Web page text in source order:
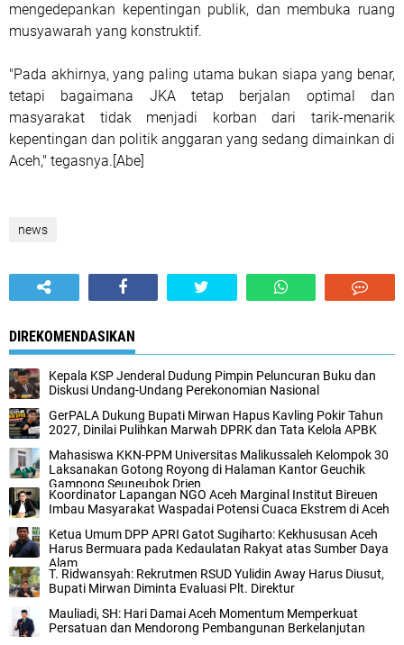
mengedepankan kepentingan publik, dan membuka ruang
musyawarah yang konstruktif.
"Pada akhirnya, yang paling utama bukan siapa yang benar,
tetapi bagaimana JKA tetap berjalan optimal dan
masyarakat tidak menjadi korban dari tarik-menarik
kepentingan dan politik anggaran yang sedang dimainkan di
Aceh," tegasnya.[Abe]
news
DIREKOMENDASIKAN
Kepala KSP Jenderal Dudung Pimpin Peluncuran Buku dan
Diskusi Undang-Undang Perekonomian Nasional
GerPALA Dukung Bupati Mirwan Hapus Kavling Pokir Tahun
2027, Dinilai Pulihkan Marwah DPRK dan Tata Kelola APBK
Mahasiswa KKN-PPM Universitas Malikussaleh Kelompok 30
Laksanakan Gotong Royong di Halaman Kantor Geuchik
Gampong Seuneubok Drien
Koordinator Lapangan NGO Aceh Marginal Institut Bireuen
Imbau Masyarakat Waspadai Potensi Cuaca Ekstrem di Aceh
Ketua Umum DPP APRI Gatot Sugiharto: Kekhususan Aceh
Harus Bermuara pada Kedaulatan Rakyat atas Sumber Daya
Alam
T. Ridwansyah: Rekrutmen RSUD Yulidin Away Harus Diusut,
Bupati Mirwan Diminta Evaluasi Plt. Direktur
Mauliadi, SH: Hari Damai Aceh Momentum Memperkuat
Persatuan dan Mendorong Pembangunan Berkelanjutan